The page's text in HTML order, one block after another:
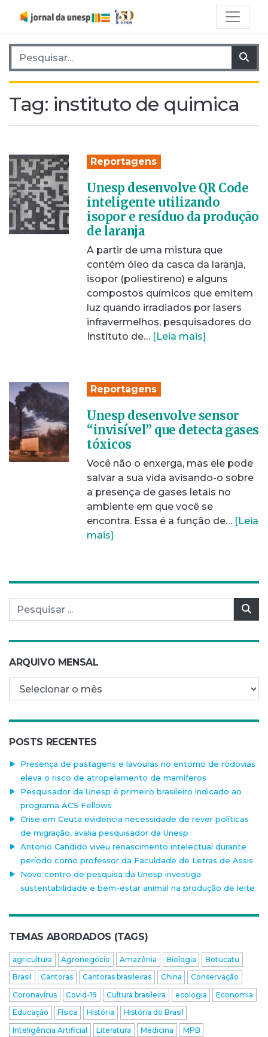
Pesquisar por:
Tag: instituto de quimica
Reportagens
Unesp desenvolve QR Code
inteligente utilizando
isopor e resíduo da produção
de laranja
A partir de uma mistura que
contém óleo da casca da laranja,
isopor (poliestireno) e alguns
compostos químicos que emitem
luz quando irradiados por lasers
infravermelhos, pesquisadores do
Instituto de… [Leia mais]
Reportagens
Unesp desenvolve sensor
“invisível” que detecta gases
tóxicos
Você não o enxerga, mas ele pode
salvar a sua vida avisando-o sobre
a presença de gases letais no
ambiente em que você se
encontra. Essa é a função de… [Leia
mais]
Pesquisar por:
ARQUIVO MENSAL
Arquivo mensal
POSTS RECENTES
Presença de pastagens e lavouras no entorno de rodovias
eleva o risco de atropelamento de mamíferos
Pesquisador da Unesp é primeiro brasileiro indicado ao
programa ACS Fellows
Crise em Ceuta evidencia necessidade de rever políticas
de migração, avalia pesquisador da Unesp
Antonio Candido viveu renascimento intelectual durante
período como professor da Faculdade de Letras de Assis
Novo centro de pesquisa da Unesp investiga
sustentabilidade e bem-estar animal na produção de leite
TEMAS ABORDADOS (TAGS)
agricultura Agronegócio Amazônia Biologia
Botucatu
Brasil
Cantoras Cantoras brasileiras China
Conservação
Coronavírus
Covid-19 Cultura brasileira ecologia
Economia
Educação
Física História
História do Brasil
Inteligência Artificial
Literatura Medicina
MPB